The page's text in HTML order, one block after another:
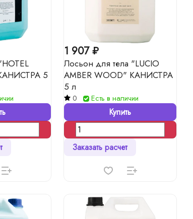
5
1 907 ₽
Лосьон для тела "LUCIO
AMBER WOOD" КАНИСТРА
5 л
0 Есть в наличии
Купить
Заказать расчет